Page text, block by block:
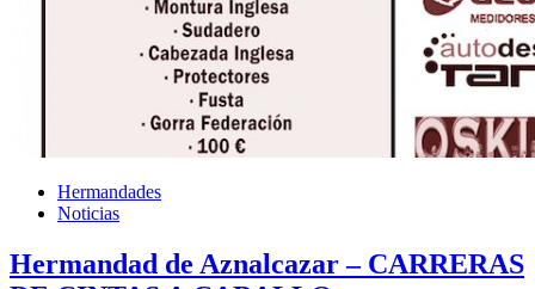
Hermandades
Noticias
Hermandad de Aznalcazar – CARRERAS